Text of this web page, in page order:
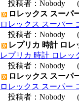
投稿者： Nobody
ロレックス スーパ
ロレックス スーパー
投稿者： Nobody
レプリカ 時計 ロレ
レプリカ 時計 ロレッ
投稿者： Nobody
ロレックス スーパ
ロレックス スーパー
投稿者： Nobody